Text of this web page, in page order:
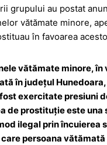
grupului au postat
vătămate minore,
în favoarea
vătămate minore,
în județul
exercitate presiuni
prostituție este una
ilegal prin încuierea
persoana